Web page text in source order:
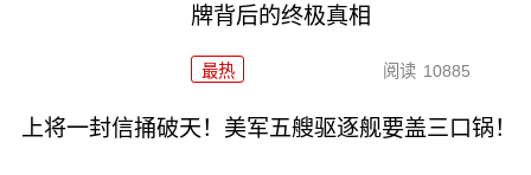
牌背后的终极真相
最热 阅读 10885
上将一封信捅破天！美军五艘驱逐舰要盖三口锅！